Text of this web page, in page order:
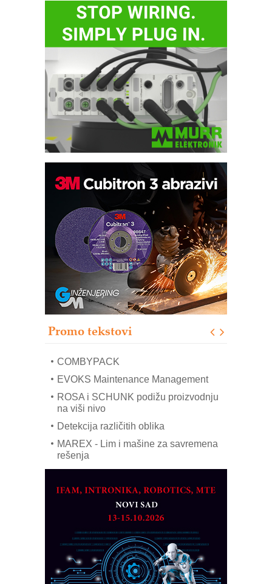
Promo tekstovi
Bezbednost na prvom mestu!
IB BLUMENAUER - više od 40 godina
poverenja u industriji
RMQ-TITAN ADVANCED INDICATOR
– Pametna signalizacija za efikasnije
upravljanje mašinama
Sigurnije ispitivanje transformatora u
solarnim elektranama i vetroparkovima
Pranje točkova na gradilištu- standard
modernog i odgovornog građenja
mrežnog pretvarača sa tečnim
COMBYPACK
EVOKS Maintenance Management
ROSA i SCHUNK podižu proizvodnju
na viši nivo
Detekcija različitih oblika
MAREX - Lim i mašine za savremena
rešenja
partner
CTO - Prilagodite svoju toplinsku
Razvoj asortimanskog pravca MINI-
PLC AKYTEC
AUKOM: Svetski standard metrologije
dostupan u Srbiji